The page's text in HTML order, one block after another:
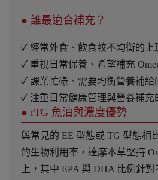
● 誰最適合補充？
✓ 經常外食、飲食較不均衡的上
✓ 重視日常保養、希望補充
✓ 課業忙碌、需要均衡營養補給
✓ 注重日常健康管理與營養補充
● rTG 魚油與濃度優勢
與常見的 EE 型態或 TG 型態相
的生物利用率，達摩本草堅持
上，其中 EPA 與 DHA 比例針